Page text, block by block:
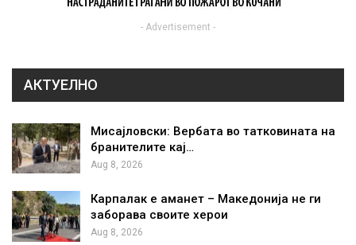
- Advertisement -
АКТУЕЛНО
Мисајловски: Вербата во татковината на
бранителите кај…
Aug 8, 2026
Карпалак е аманет – Македонија не ги
заборава своите херои
Aug 8, 2026